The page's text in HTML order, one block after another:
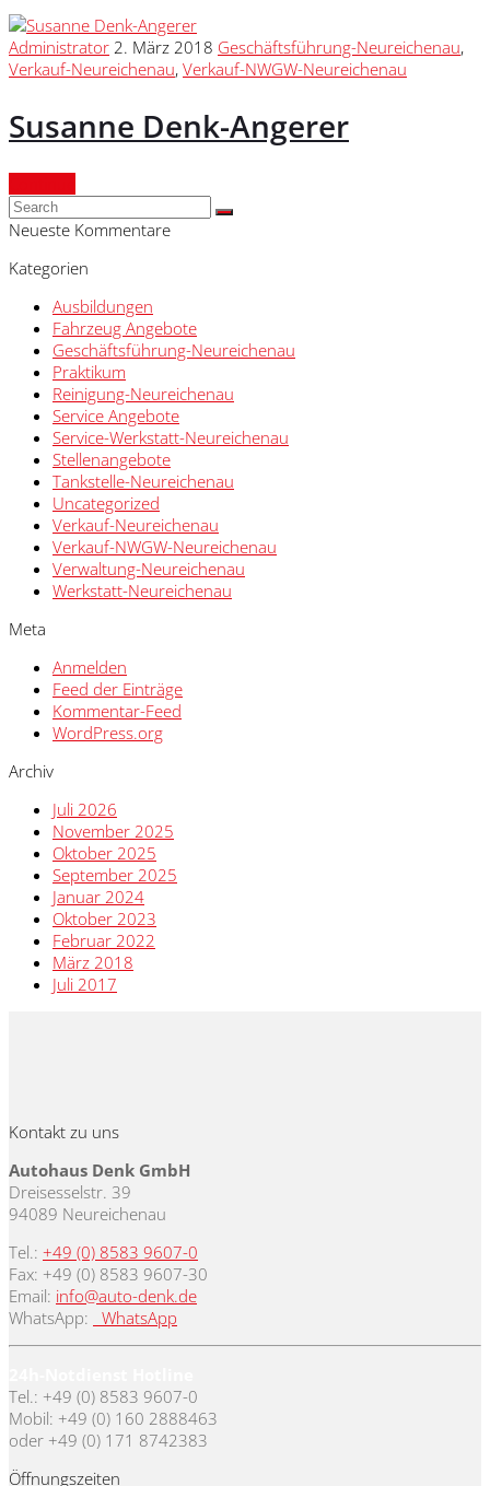
Administrator 2. März 2018 Geschäftsführung-Neureichenau,
Verkauf-Neureichenau, Verkauf-NWGW-Neureichenau
Susanne Denk-Angerer
Neueste Kommentare
Kategorien
Ausbildungen
Fahrzeug Angebote
Geschäftsführung-Neureichenau
Praktikum
Reinigung-Neureichenau
Service Angebote
Service-Werkstatt-Neureichenau
Stellenangebote
Tankstelle-Neureichenau
Uncategorized
Verkauf-Neureichenau
Verkauf-NWGW-Neureichenau
Verwaltung-Neureichenau
Werkstatt-Neureichenau
Meta
Anmelden
Feed der Einträge
Kommentar-Feed
WordPress.org
Archiv
Juli 2026
November 2025
Oktober 2025
September 2025
Januar 2024
Oktober 2023
Februar 2022
März 2018
Juli 2017
Kontakt zu uns
Autohaus Denk GmbH
Dreisesselstr. 39
94089 Neureichenau
Tel.: +49 (0) 8583 9607-0
Fax: +49 (0) 8583 9607-30
Email: info@auto-denk.de
WhatsApp:
WhatsApp
Tel.: +49 (0) 8583 9607-0
Mobil: +49 (0) 160 2888463
oder +49 (0) 171 8742383
Öffnungszeiten